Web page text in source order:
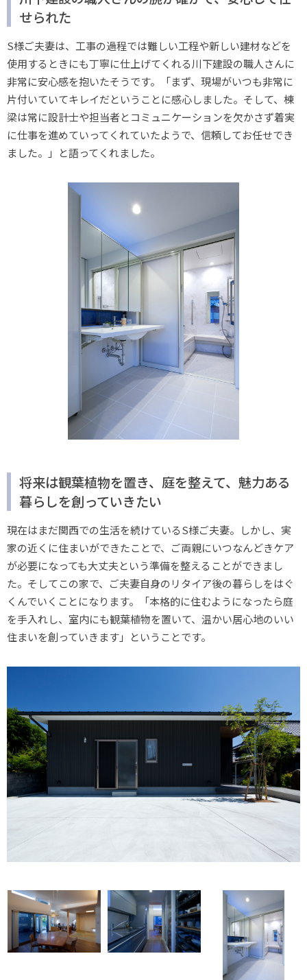
せられた
S様ご夫妻は、工事の過程では難しい工程や新しい建材などを
使用するときにも丁寧に仕上げてくれる川下建設の職人さんに
非常に安心感を抱いたそうです。「まず、現場がいつも非常に
片付いていてキレイだということに感心しました。そして、棟
梁は常に設計士や担当者とコミュニケーションを欠かさず着実
に仕事を進めていってくれていたようで、信頼してお任せでき
ました。」と語ってくれました。
将来は観葉植物を置き、庭を整えて、魅力ある
暮らしを創っていきたい
現在はまだ関西での生活を続けているS様ご夫妻。しかし、実
家の近くに住まいができたことで、ご両親にいつなんどきケア
が必要になっても大丈夫という準備を整えることができまし
た。そしてこの家で、ご夫妻自身のリタイア後の暮らしをはぐ
くんでいくことになります。「本格的に住むようになったら庭
を手入れし、室内にも観葉植物を置いて、温かい居心地のいい
住まいを創っていきます」ということです。